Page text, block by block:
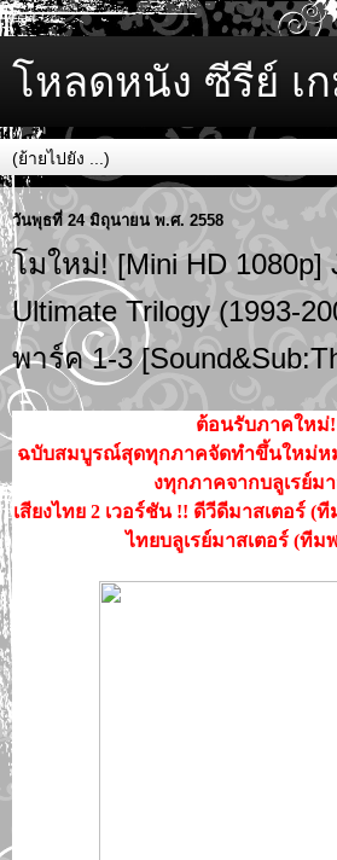
โหลดหนัง ซีรีย์ เ
วันพุธที่ 24 มิถุนายน พ.ศ. 2558
โมใหม่! [Mini HD 1080p]
Ultimate Trilogy (1993-
พาร์ค 1-3
ต้อนรับภาคใหม่!
ฉบับสมบูรณ์สุดทุกภาคจัดทำขึ้นใหม่ห
งทุกภาคจากบลูเรย์มา
เสียงไทย 2 เวอร์ชัน !! ดีวีดีมาสเตอร์ (
ไทยบลูเรย์มาสเตอร์ (ทีม